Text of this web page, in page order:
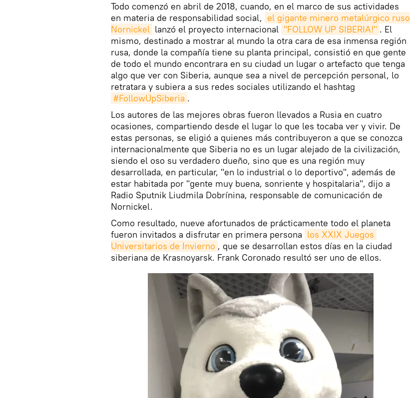
Todo comenzó en abril de 2018, cuando, en el marco de sus actividades
en materia de responsabilidad social, el gigante minero metalúrgico ruso
Nornickel lanzó el proyecto internacional "FOLLOW UP SIBERIA!" . El
mismo, destinado a mostrar al mundo la otra cara de esa inmensa región
rusa, donde la compañía tiene su planta principal, consistió en que gente
de todo el mundo encontrara en su ciudad un lugar o artefacto que tenga
algo que ver con Siberia, aunque sea a nivel de percepción personal, lo
retratara y subiera a sus redes sociales utilizando el hashtag
#FollowUpSiberia .
Los autores de las mejores obras fueron llevados a Rusia en cuatro
ocasiones, compartiendo desde el lugar lo que les tocaba ver y vivir. De
estas personas, se eligió a quienes más contribuyeron a que se conozca
internacionalmente que Siberia no es un lugar alejado de la civilización,
siendo el oso su verdadero dueño, sino que es una región muy
desarrollada, en particular, "en lo industrial o lo deportivo", además de
estar habitada por "gente muy buena, sonriente y hospitalaria", dijo a
Radio Sputnik Liudmila Dobrínina, responsable de comunicación de
Nornickel.
Como resultado, nueve afortunados de prácticamente todo el planeta
fueron invitados a disfrutar en primera persona los XXIX Juegos
Universitarios de Invierno , que se desarrollan estos días en la ciudad
siberiana de Krasnoyarsk. Frank Coronado resultó ser uno de ellos.